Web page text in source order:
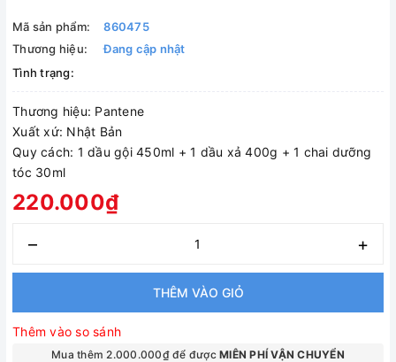
Mã sản phẩm:
860475
Thương hiệu:
Đang cập nhật
Tình trạng:
Thương hiệu: Pantene
Xuất xứ: Nhật Bản
Quy cách: 1 dầu gội 450ml + 1 dầu xả 400g + 1 chai dưỡng
tóc 30ml
220.000₫
– +
THÊM VÀO GIỎ
Thêm vào so sánh
Mua thêm 2.000.000₫ để đượcMIÊN PHÍ VẬN CHUYỂN